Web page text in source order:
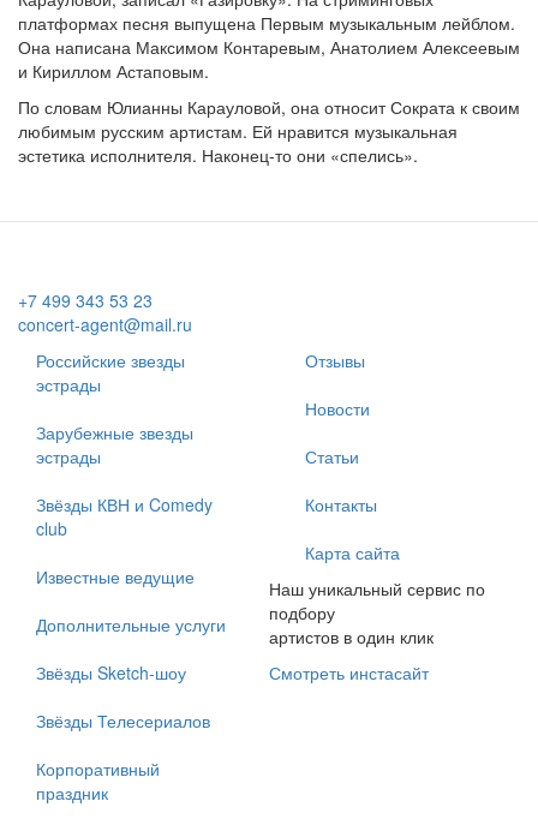
платформах песня выпущена Первым музыкальным лейблом.
Она написана Максимом Контаревым, Анатолием Алексеевым
и Кириллом Астаповым.
По словам Юлианны Карауловой, она относит Сократа к своим
любимым русским артистам. Ей нравится музыкальная
эстетика исполнителя. Наконец-то они «спелись».
+7 499 343 53 23
concert-agent@mail.ru
Российские звезды
эстрады
Зарубежные звезды
эстрады
Звёзды КВН и Comedy
club
Известные ведущие
Дополнительные услуги
Звёзды Sketch-шоу
Звёзды Телесериалов
Корпоративный
праздник
Отзывы
Новости
Статьи
Контакты
Карта сайта
Наш уникальный сервис по
подбору
артистов в один клик
Смотреть инстасайт